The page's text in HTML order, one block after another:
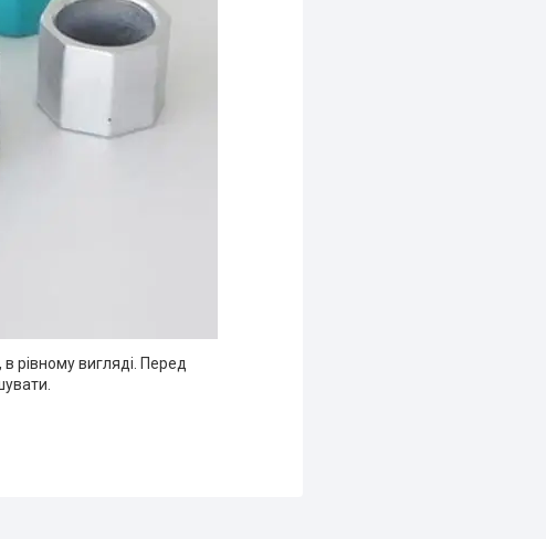
рівному вигляді. Перед